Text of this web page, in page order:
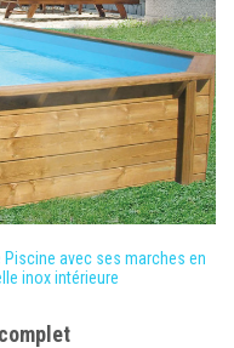
avec ses marches en
inox intérieure